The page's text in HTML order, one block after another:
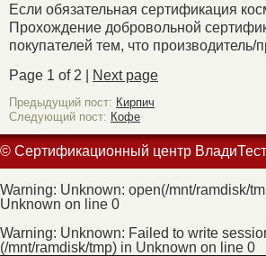
Если обязательная сертификация
Прохождение добровольной
покупателей тем, что
Page 1 of 2 |
Next page
Предыдущий пост: Кирпич
Следующий пост: Кофе
© Сертификационный центр
Warning: Unknown: open(/mnt/ramdisk/
Unknown on line 0
Warning: Unknown: Failed to write
(/mnt/ramdisk/tmp) in Unknown on line 0